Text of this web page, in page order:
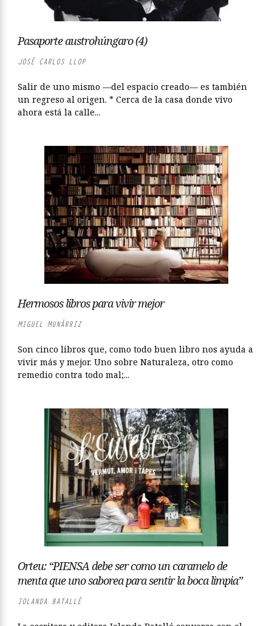
Pasaporte austrohúngaro (4)
JOSÉ CARLOS LLOP
Salir de uno mismo —del espacio creado— es también
un regreso al origen. * Cerca de la casa donde vivo
ahora está la calle...
Hermosos libros para vivir mejor
MIGUEL MUNÁRRIZ
Son cinco libros que, como todo buen libro nos ayuda a
vivir más y mejor. Uno sobre Naturaleza, otro como
remedio contra todo mal;...
Orteu: “PIENSA debe ser como un caramelo de
menta que uno saborea para sentir la boca limpia”
IOLANDA BATALLÉ